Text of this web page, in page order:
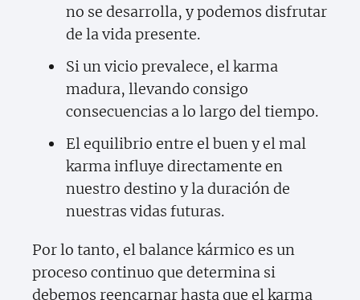
no se desarrolla, y podemos disfrutar
de la vida presente.
Si un vicio prevalece, el karma
madura, llevando consigo
consecuencias a lo largo del tiempo.
El equilibrio entre el buen y el mal
karma influye directamente en
nuestro destino y la duración de
nuestras vidas futuras.
Por lo tanto, el balance kármico es un
proceso continuo que determina si
debemos reencarnar hasta que el karma